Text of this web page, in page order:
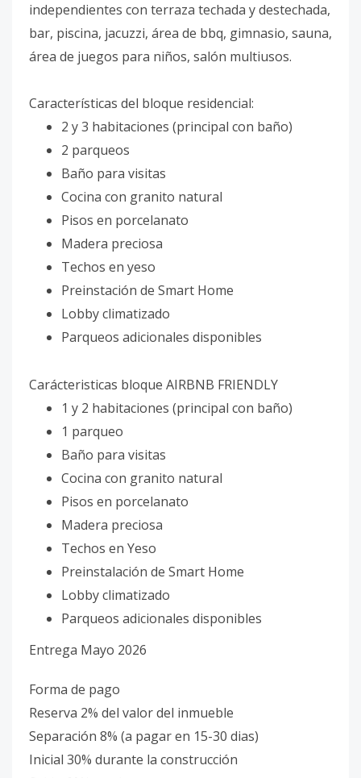
independientes con terraza techada y destechada,
bar, piscina, jacuzzi, área de bbq, gimnasio, sauna,
área de juegos para niños, salón multiusos.
Características del bloque residencial:
2 y 3 habitaciones (principal con baño)
2 parqueos
Baño para visitas
Cocina con granito natural
Pisos en porcelanato
Madera preciosa
Techos en yeso
Preinstación de Smart Home
Lobby climatizado
Parqueos adicionales disponibles
Carácteristicas bloque AIRBNB FRIENDLY
1 y 2 habitaciones (principal con baño)
1 parqueo
Baño para visitas
Cocina con granito natural
Pisos en porcelanato
Madera preciosa
Techos en Yeso
Preinstalación de Smart Home
Lobby climatizado
Parqueos adicionales disponibles
Entrega Mayo 2026
Forma de pago
Reserva 2% del valor del inmueble
Separación 8% (a pagar en 15-30 dias)
Inicial 30% durante la construcción